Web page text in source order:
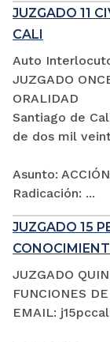
JUZGADO 11
CALI
Auto
JUZGADO
ORALIDAD
Santiago de
de dos mil
Asunto:
Radicación: ...
JUZGADO 15
JUZGADO
FUNCIONES
EMAIL: